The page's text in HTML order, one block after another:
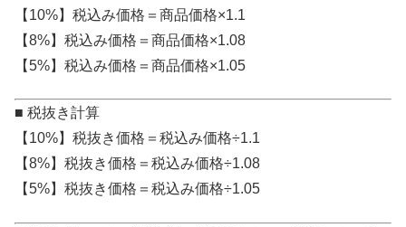
【10%】税込み価格＝商品価格×1.1
【8%】税込み価格＝商品価格×1.08
【5%】税込み価格＝商品価格×1.05
■ 税抜き計算
【10%】税抜き価格＝税込み価格÷1.1
【8%】税抜き価格＝税込み価格÷1.08
【5%】税抜き価格＝税込み価格÷1.05